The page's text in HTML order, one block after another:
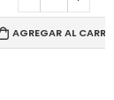
AGREGAR AL